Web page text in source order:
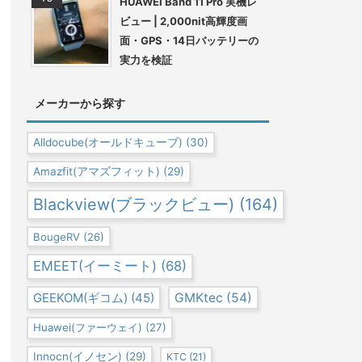
ビュー | 2,000nit高輝度画
面・GPS・14日バッテリーの
実力を検証
メーカーから探す
Alldocube(オールドキューブ) (30)
Amazfit(アマズフィット) (29)
Blackview(ブラックビュー) (164)
BougeRV (26)
EMEET(イーミート) (68)
GEEKOM(ギコム) (45) GMKtec (54)
Huawei(ファーウェイ) (27)
Innocn(イノセン) (29) KTC (21)